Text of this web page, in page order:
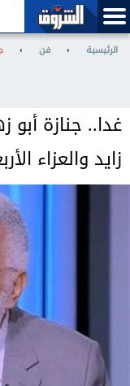
الرئيسية › فن ›
غدا.. جنازة
زايد والعزاء